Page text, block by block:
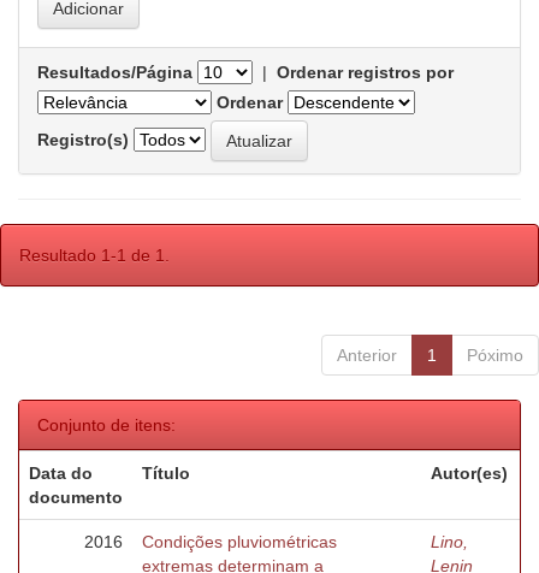
Resultados/Página | Ordenar registros por
Ordenar
Registro(s)
Resultado 1-1 de 1.
Anterior 1 Póximo
Conjunto de itens:
Data do
documento
Título Autor(es)
2016
Condições pluviométricas
extremas determinam a
Lino,
Lenin